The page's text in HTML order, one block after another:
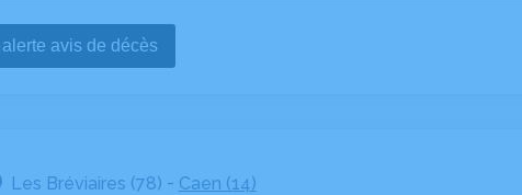
avis de décès
Les Bréviaires (78) - Caen (14)